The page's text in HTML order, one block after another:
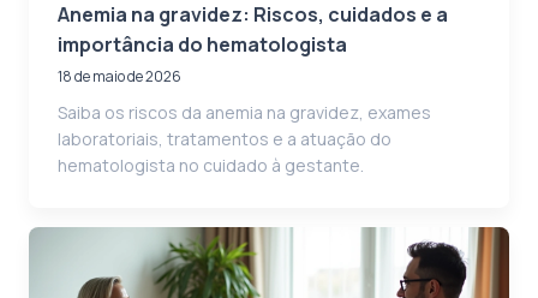
Anemia na gravidez: Riscos, cuidados e a
importância do hematologista
18 de maio de 2026
Saiba os riscos da anemia na gravidez, exames
laboratoriais, tratamentos e a atuação do
hematologista no cuidado à gestante.